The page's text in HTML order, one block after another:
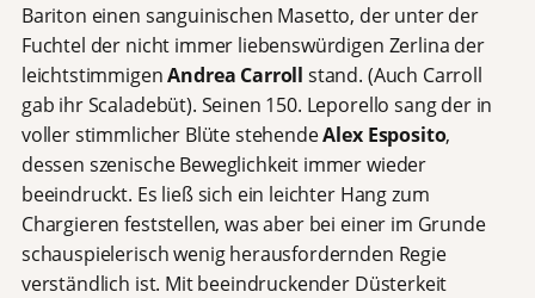
Bariton einen sanguinischen Masetto, der unter der
Fuchtel der nicht immer liebenswürdigen Zerlina der
leichtstimmigenAndrea Carroll stand. (Auch Carroll
gab ihr Scaladebüt). Seinen 150. Leporello sang der in
voller stimmlicher Blüte stehendeAlex Esposito,
dessen szenische Beweglichkeit immer wieder
beeindruckt. Es ließ sich ein leichter Hang zum
Chargieren feststellen, was aber bei einer im Grunde
schauspielerisch wenig herausfordernden Regie
verständlich ist. Mit beeindruckender Düsterkeit